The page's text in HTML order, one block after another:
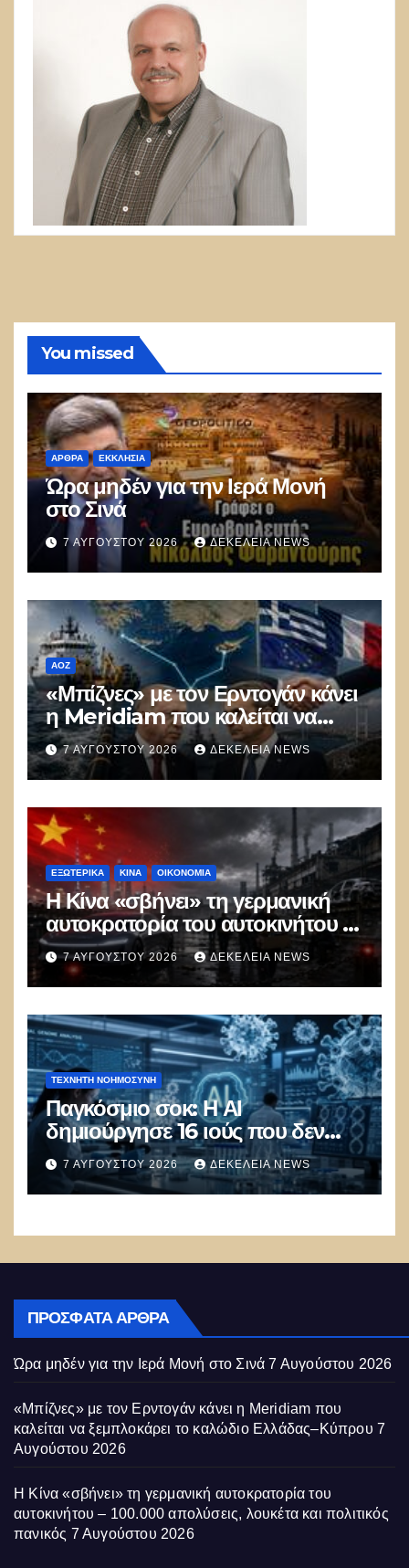
You missed
ΑΡΘΡΑ ΕΚΚΛΗΣΊΑ
Ώρα μηδέν για την Ιερά Μονή
στο Σινά
7 ΑΥΓΟΎΣΤΟΥ 2026 ΔΕΚΈΛΕΙΑ NEWS
ΑΟΖ
«Μπίζνες» με τον Ερντογάν κάνει
η Meridiam που καλείται να
ξεμπλοκάρει το καλώδιο
Ελλάδας–Κύπρου
7 ΑΥΓΟΎΣΤΟΥ 2026 ΔΕΚΈΛΕΙΑ NEWS
ΕΞΩΤΕΡΙΚΑ ΚΊΝΑ ΟΙΚΟΝΟΜΙΑ
Η Κίνα «σβήνει» τη γερμανική
αυτοκρατορία του αυτοκινήτου –
100.000 απολύσεις, λουκέτα και
πολιτικός πανικός
7 ΑΥΓΟΎΣΤΟΥ 2026 ΔΕΚΈΛΕΙΑ NEWS
ΤΕΧΝΗΤΉ ΝΟΗΜΟΣΎΝΗ
Παγκόσμιο σοκ: Η ΑΙ
δημιούργησε 16 ιούς που δεν
υπάρχουν στη φύση –
Συναγερμός: Ο εφιάλτης μόλις
άρχισε
7 ΑΥΓΟΎΣΤΟΥ 2026 ΔΕΚΈΛΕΙΑ NEWS
ΠΡΌΣΦΑΤΑ ΆΡΘΡΑ
Ώρα μηδέν για την Ιερά Μονή στο Σινά 7 Αυγούστου 2026
«Μπίζνες» με τον Ερντογάν κάνει η Meridiam που
καλείται να ξεμπλοκάρει το καλώδιο Ελλάδας–Κύπρου 7
Αυγούστου 2026
Η Κίνα «σβήνει» τη γερμανική αυτοκρατορία του
αυτοκινήτου – 100.000 απολύσεις, λουκέτα και πολιτικός
πανικός 7 Αυγούστου 2026